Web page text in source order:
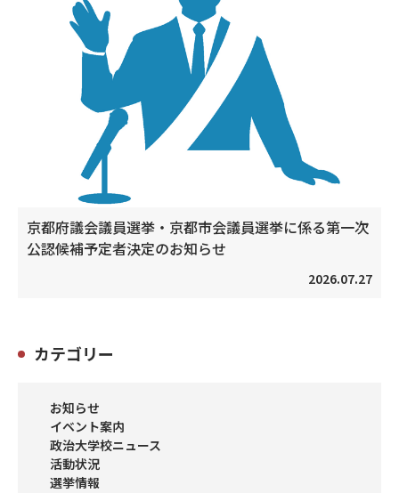
京都府議会議員選挙・京都市会議員選挙に係る第一次
公認候補予定者決定のお知らせ
2026.07.27
カテゴリー
お知らせ
イベント案内
政治大学校ニュース
活動状況
選挙情報